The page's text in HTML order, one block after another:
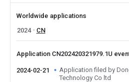
Worldwide applications
2024
CN
Application CN202420321979.1U
2024-02-21
Application filed by
Technology Co ltd